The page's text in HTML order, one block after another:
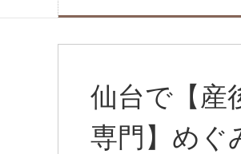
仙台で【産
専門】めぐ